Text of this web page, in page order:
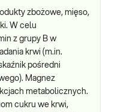
zbożowe, mięso,
W celu
z grupy B w
krwi (m.in.
pośredni
Magnez
metabolicznych.
cukru we krwi,